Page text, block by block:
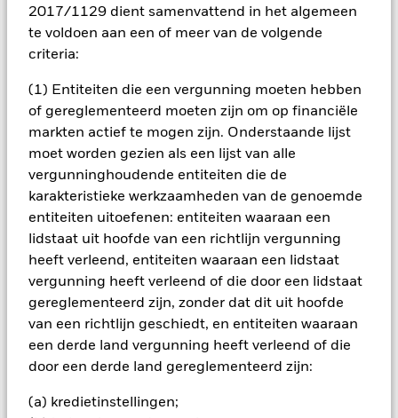
2017/1129 dient samenvattend in het algemeen
te voldoen aan een of meer van de volgende
criteria:
(1) Entiteiten die een vergunning moeten hebben
of gereglementeerd moeten zijn om op financiële
markten actief te mogen zijn. Onderstaande lijst
moet worden gezien als een lijst van alle
vergunninghoudende entiteiten die de
karakteristieke werkzaamheden van de genoemde
entiteiten uitoefenen: entiteiten waaraan een
lidstaat uit hoofde van een richtlijn vergunning
heeft verleend, entiteiten waaraan een lidstaat
vergunning heeft verleend of die door een lidstaat
gereglementeerd zijn, zonder dat dit uit hoofde
van een richtlijn geschiedt, en entiteiten waaraan
een derde land vergunning heeft verleend of die
door een derde land gereglementeerd zijn:
(a) kredietinstellingen;
Belangrijke informatie:De waarde van uw belegging en de
gegenereerde inkomsten kunnen fluctueren en het is niet
zeker dat u uw oorspronkelijke inleg terugontvangt. Het fonds
belegt in een beperkt aantal marktsectoren. In vergelijking
doordat in een groter aantal sectoren belegd wordt, kunnen
koersschommelingen meer invloed hebben op de totale
waarde van dit fonds.
Alle aandelenklassen met valutahedging van dit fonds
gebruiken derivaten om valutarisico's af te dekken. Het
gebruik van derivaten voor een aandelenklasse kan een
potentieel besmettingsrisico (ook bekend als spill-over) voor
andere aandelenklassen in het fonds betekenen. De
beheermaatschappij van het fonds waarborgt dat er
geschikte procedures worden gebruikt om het
besmettingsrisico voor andere aandelenklassen te
minimaliseren. Via het uitklapvakje direct onder de naam van
het fonds, kunt u een lijst van alle aandelenklassen in het
fonds bekijken – aandelenklassen met valutahedging worden
aangegeven door het woord 'Hedged' in de naam van de
aandelenklassen met valutahedging op aanvraag
verkrijgbaar bij de beheermaatschappij van het fonds.